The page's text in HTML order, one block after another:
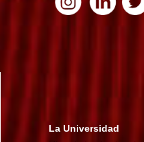
La Universidad